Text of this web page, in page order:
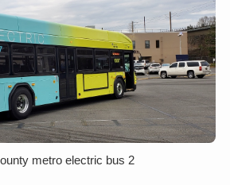
metro electric bus 2